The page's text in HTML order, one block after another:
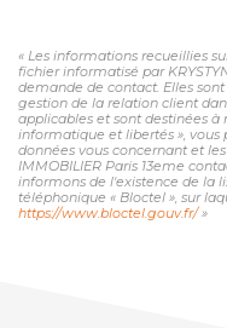
« Les informations recueillies
fichier informatisé par
demande de contact. Elles
gestion de la relation client
applicables et sont destinées
informatique et libertés »,
données vous concernant et
IMMOBILIER Paris 13eme
informons de l'existence de la
téléphonique « Bloctel », sur
https://www.bloctel.gouv.fr/»